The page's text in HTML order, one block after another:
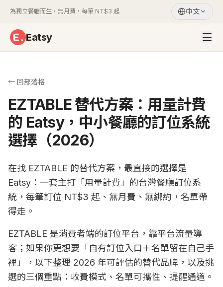
為獨立餐廳而生・無月費，每筆 NT$3 起 中文
Eatsy
← 回部落格
EZTABLE 替代方案：用量計費
的 Eatsy，中小餐廳的訂位系統
選擇（2026）
在找 EZTABLE 的替代方案，最直接的選擇是
Eatsy：一套主打「用量計費」的台灣餐廳訂位系
統，每筆訂位 NT$3 起、無月費、無綁約，名單帶
得走。
EZTABLE 是消費者端的訂位平台，靠平台流量導
客；如果你更想要「自有訂位入口＋名單留在自己手
裡」，以下整理 2026 年可評估的替代品牌，以及挑
選的三個重點：收費模式、名單可攜性、提醒通道。